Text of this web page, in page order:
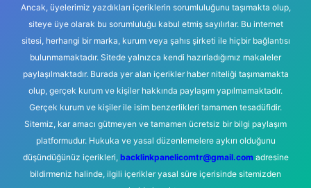
Ancak, üyelerimiz yazdıkları içeriklerin sorumluluğunu taşımakta olup,
siteye üye olarak bu sorumluluğu kabul etmiş sayılırlar. Bu internet
sitesi, herhangi bir marka, kurum veya şahıs şirketi ile hiçbir bağlantısı
bulunmamaktadır. Sitede yalnızca kendi hazırladığımız makaleler
paylaşılmaktadır. Burada yer alan içerikler haber niteliği taşımamakta
olup, gerçek kurum ve kişiler hakkında paylaşım yapılmamaktadır.
Gerçek kurum ve kişiler ile isim benzerlikleri tamamen tesadüfidir.
Sitemiz, kar amacı gütmeyen ve tamamen ücretsiz bir bilgi paylaşım
platformudur. Hukuka ve yasal düzenlemelere aykırı olduğunu
düşündüğünüz içerikleri, backlinkpanelicomtr@gmail.comadresine
bildirmeniz halinde, ilgili içerikler yasal süre içerisinde sitemizden